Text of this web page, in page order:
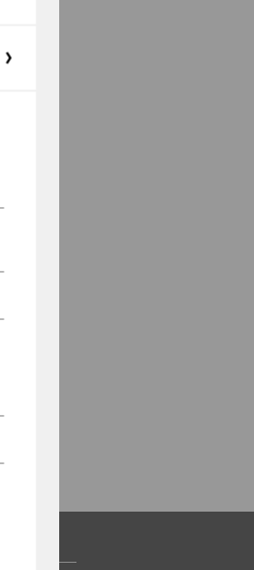
Webstatistik